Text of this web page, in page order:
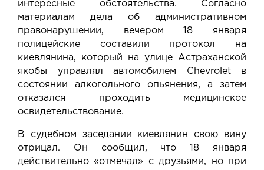
интересные обстоятельства. Согласно
материалам дела об административном
правонарушении, вечером 18 января
полицейские составили протокол на
киевлянина, который на улице Астраханской
якобы управлял автомобилем Chevrolet в
состоянии алкогольного опьянения, а затем
отказался проходить медицинское
освидетельствование.
В судебном заседании киевлянин свою вину
отрицал. Он сообщил, что 18 января
действительно «отмечал» с друзьями, но при